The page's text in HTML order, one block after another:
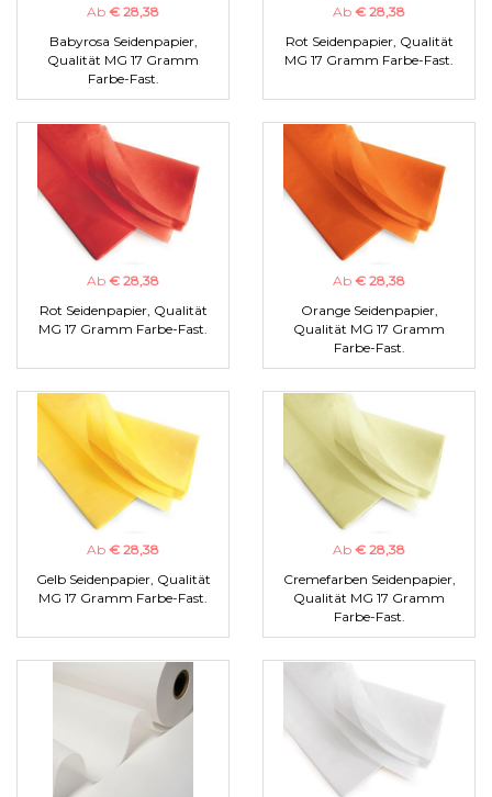
Ab € 28,38
Babyrosa Seidenpapier,
Qualität MG 17 Gramm
Farbe-Fast.
Ab € 28,38
Rot Seidenpapier, Qualität
MG 17 Gramm Farbe-Fast.
Ab € 28,38
Rot Seidenpapier, Qualität
MG 17 Gramm Farbe-Fast.
Ab € 28,38
Orange Seidenpapier,
Qualität MG 17 Gramm
Farbe-Fast.
Ab € 28,38
Gelb Seidenpapier, Qualität
MG 17 Gramm Farbe-Fast.
Ab € 28,38
Cremefarben Seidenpapier,
Qualität MG 17 Gramm
Farbe-Fast.